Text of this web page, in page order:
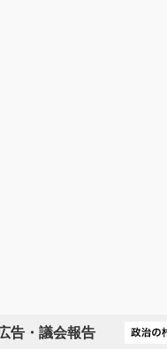
告・議会報告